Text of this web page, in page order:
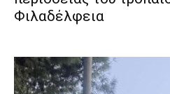
Φιλαδέλφεια